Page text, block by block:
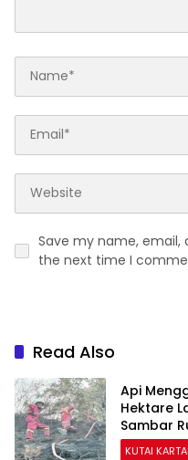
Save my name, email,
the next time I
Read Also
Api
Hektare
Sambar
KUTAI